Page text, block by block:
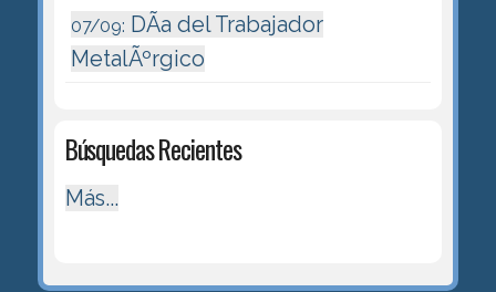
07/09: DÃ­a del Trabajador
MetalÃºrgico
Búsquedas Recientes
Más...